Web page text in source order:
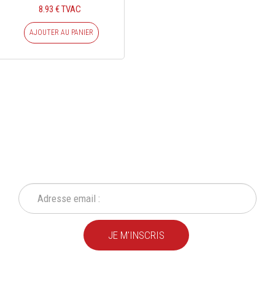
8.93 € TVAC
AJOUTER AU PANIER
JE M'INSCRIS